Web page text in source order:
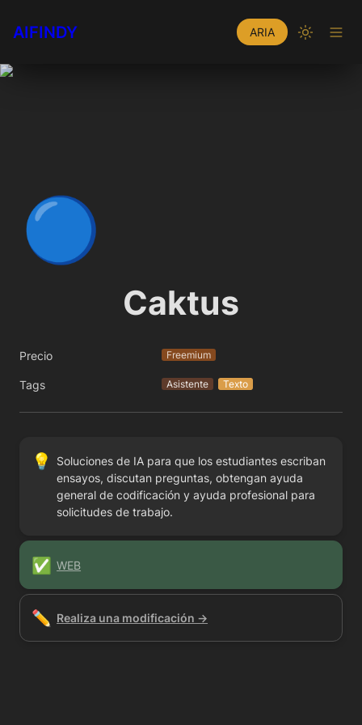
AIFINDY ARIA
🔵
Caktus
Precio Freemium
Tags Asistente Texto
💡
Soluciones de IA para que los estudiantes escriban
ensayos, discutan preguntas, obtengan ayuda
general de codificación y ayuda profesional para
solicitudes de trabajo.
✅ WEB
✏️ Realiza una modificación →